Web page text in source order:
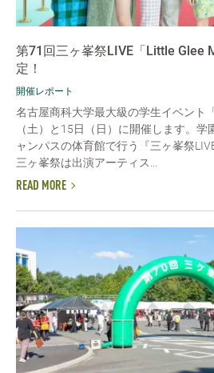
第71回三ヶ峯祭LIVE「Little Glee
定！
開催レポート
名古屋商科大学最大級の学生イベント
（土）と15日（日）に開催します。
ャンパスの体育館で行う『三ヶ峯祭
三ヶ峯祭は出演アーティス...
READ MORE